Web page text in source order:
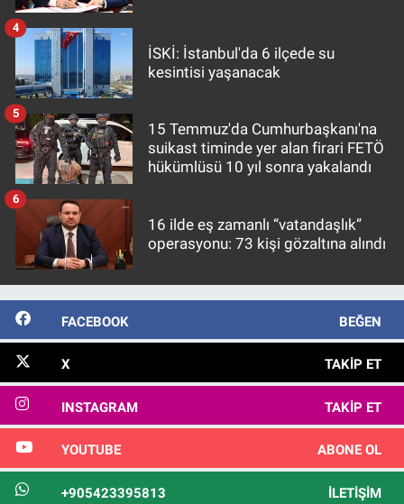
İSKİ: İstanbul'da 6 ilçede su
kesintisi yaşanacak
4
15 Temmuz'da Cumhurbaşkanı'na
suikast timinde yer alan firari FETÖ
hükümlüsü 10 yıl sonra yakalandı
5
16 ilde eş zamanlı “vatandaşlık”
operasyonu: 73 kişi gözaltına alındı
6
FACEBOOK BEĞEN
X TAKIP ET
INSTAGRAM TAKIP ET
YOUTUBE ABONE OL
+905423395813 İLETIŞIM